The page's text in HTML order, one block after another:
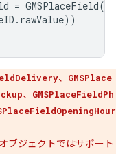
= GMSPlaceField(
. rawValue))
、 GMSPlace
、 GMSPlaceFieldPh
ブジェクトではサポート